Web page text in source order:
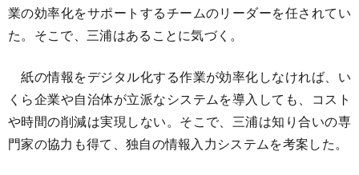
業の効率化をサポートするチームのリーダーを任されてい
た。そこで、三浦はあることに気づく。
紙の情報をデジタル化する作業が効率化しなければ、い
くら企業や自治体が立派なシステムを導入しても、コスト
や時間の削減は実現しない。そこで、三浦は知り合いの専
門家の協力も得て、独自の情報入力システムを考案した。